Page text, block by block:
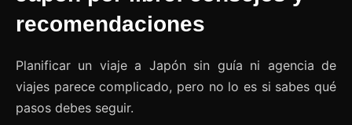
recomendaciones
Planificar un viaje a Japón sin guía ni agencia de
viajes parece complicado, pero no lo es si sabes qué
pasos debes seguir.